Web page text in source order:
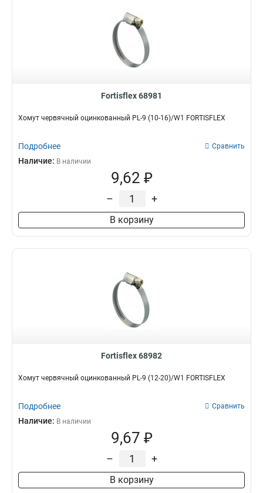
Fortisflex 68981
Хомут червячный оцинкованный PL-9 (10-16)/W1 FORTISFLEX
Подробнее Сравнить
Наличие: В наличии
9,62 ₽
– +
В корзину
Fortisflex 68982
Хомут червячный оцинкованный PL-9 (12-20)/W1 FORTISFLEX
Подробнее Сравнить
Наличие: В наличии
9,67 ₽
– +
В корзину